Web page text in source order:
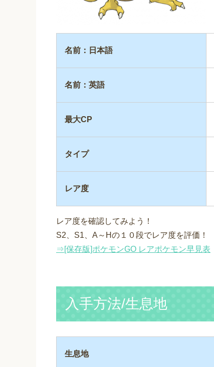
名前：日本語
名前：英語
最大CP
タイプ
レア度
レア度を確認してみよう！
S2、S1、A～Hの１０段でレア度を評価！
⇒[保存版]ポケモンGO レアポケモン早見表
入手方法/生息地
生息地